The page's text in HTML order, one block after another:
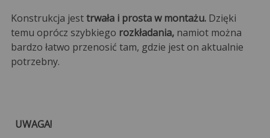
Konstrukcja jesttrwała i prosta w montażu.Dzięki
temu oprócz szybkiego rozkładania,namiot można
bardzo łatwo przenosić tam, gdzie jest on aktualnie
potrzebny.
UWAGA!